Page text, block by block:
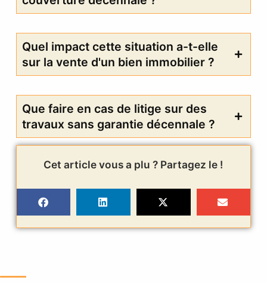
Quel impact cette situation a-t-elle
sur la vente d'un bien immobilier ?
Que faire en cas de litige sur des
travaux sans garantie décennale ?
Cet article vous a plu ? Partagez le !